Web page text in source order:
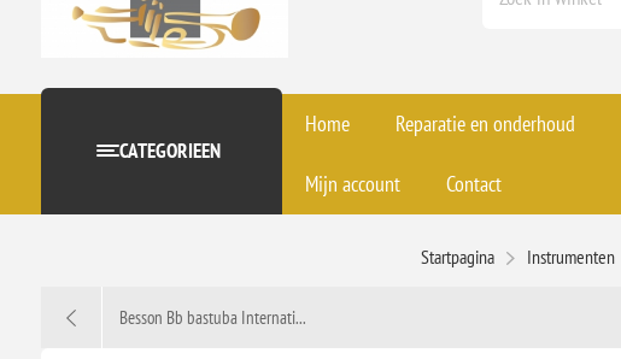
CATEGORIEEN
Home Reparatie en onderhoud
Mijn account Contact
Startpagina Instrumenten
Besson Bb bastuba Internati...